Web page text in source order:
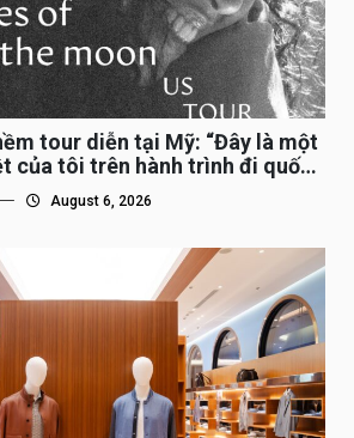
tour diễn tại Mỹ: “Đây là một
của tôi trên hành trình đi quốc
August 6, 2026